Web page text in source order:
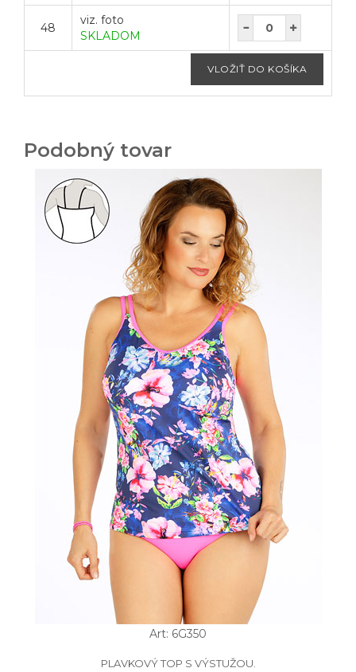
48
viz. foto
SKLADOM
Podobný tovar
Art: 6G350
PLAVKOVÝ TOP S VÝSTUŽOU.